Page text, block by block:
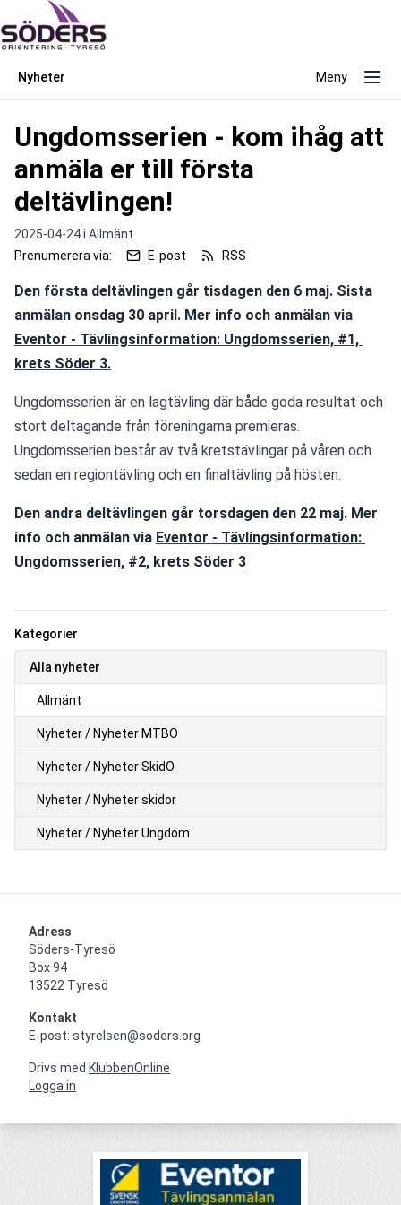
Nyheter Meny
Kategorier
Alla nyheter
Allmänt
Nyheter / Nyheter MTBO
Nyheter / Nyheter SkidO
Nyheter / Nyheter skidor
Nyheter / Nyheter Ungdom
Ungdomsserien - kom ihåg att
anmäla er till första
deltävlingen!
2025-04-24 i Allmänt
Prenumerera via:
E-post RSS
Den första deltävlingen går tisdagen den 6 maj. Sista
anmälan onsdag 30 april.
Eventor - Tävlingsinformation: Ungdomsserien, #1,
krets Söder 3.
Ungdomsserien är en lagtävling där både goda resultat och
stort deltagande från föreningarna premieras.
Ungdomsserien består av två kretstävlingar på våren och
sedan en regiontävling och en finaltävling på hösten.
Den andra deltävlingen går torsdagen den 22 maj. Mer
info och anmälan via Eventor - Tävlingsinformation:
Ungdomsserien, #2, krets Söder 3
Adress
Söders-Tyresö
Box 94
13522 Tyresö
Kontakt
E-post: styrelsen@soders.org
Drivs med KlubbenOnline
Logga in